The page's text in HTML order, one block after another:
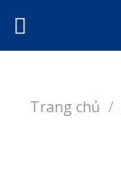
content
Trang chủ /